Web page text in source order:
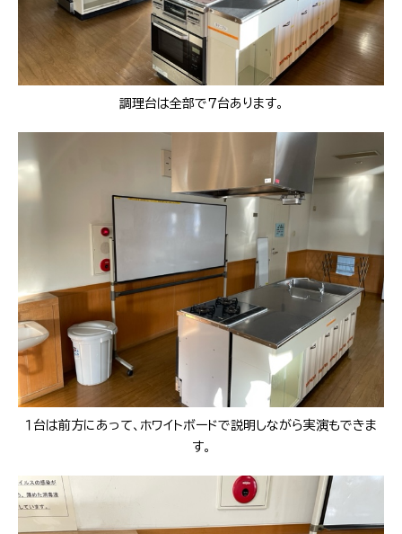
調理台は全部で７台あります。
１台は前方にあって、ホワイトボードで説明しながら実演もできま
す。